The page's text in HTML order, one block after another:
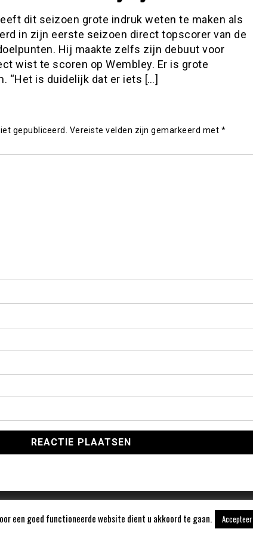
dit seizoen grote indruk weten te maken als
in zijn eerste seizoen direct topscorer van de
Hij maakte zelfs zijn debuut voor
wist te scoren op Wembley. Er is grote
“Het is duidelijk dat er iets […]
gepubliceerd. Vereiste velden zijn gemarkeerd met *
een goed functioneerde website dient u akkoord te gaan. Accepteer